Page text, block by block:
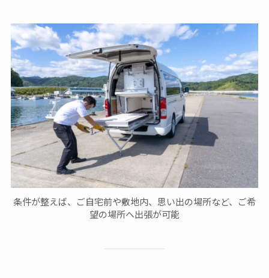
条件が整えば、ご自宅前や敷地内、思い出の場所など、ご希
望の場所へ出張が可能